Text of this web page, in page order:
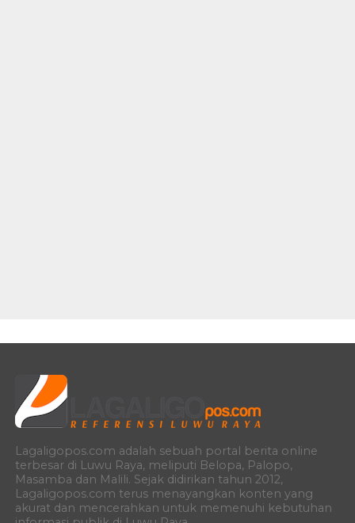
Lagaligopos.com adalah sebuah portal berita online
terbesar di Luwu Raya, meliputi Belopa, Palopo,
Masamba dan Malili. Sejak didirikan tahun 2012,
Lagaligopos.com terus menayangkan konten yang
akurat dan mencerahkan untuk memenuhi kebutuhan